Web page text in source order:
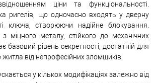
ціни та функціональності.
ригелів, що одночасно входять у дверну
ключа, створюючи надійне блокування.
міцного металу, стійкого до механічних
базовий рівень секретності, достатній для
від непрофесійних зломщиків.
у кількох модифікаціях залежно від